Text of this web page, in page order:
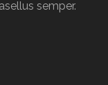
semper.